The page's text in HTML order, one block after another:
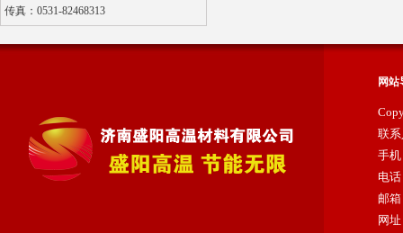
陶瓷纤维散棉
传真： 0531-82468313
网站
联
手机
电
邮箱
网